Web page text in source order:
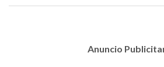
Anuncio